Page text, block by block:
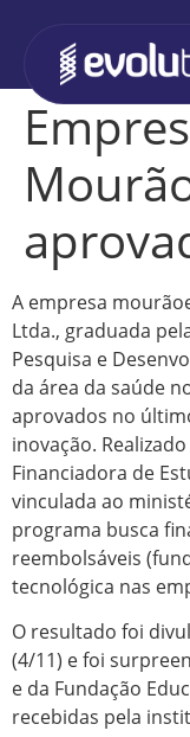
A empresa
Ltda., graduada
Pesquisa e
da área da saúde
aprovados no
inovação.
Financiadora de
vinculada ao
programa busca
reembolsáveis
tecnológica nas
O resultado foi
(4/11) e foi
e da Fundação
recebidas pela